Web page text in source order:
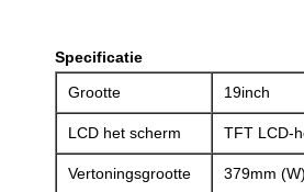
Specificatie
Grootte
19inch
LCD het scherm TFT LCD-
Vertoningsgrootte 379mm